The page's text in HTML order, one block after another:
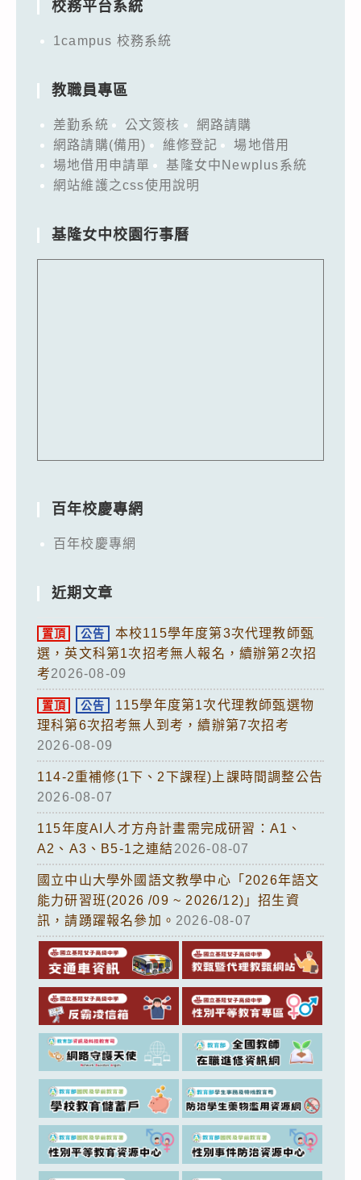
校務平台系統
1campus 校務系統
教職員專區
差勤系統 公文簽核
網路請購
網路請購(備用)
維修登記
場地借用
場地借用申請單
基隆女中Newplus系統
網站維護之css使用說明
基隆女中校園行事曆
百年校慶專網
百年校慶專網
近期文章
置頂 公告
本校115學年度第3次代理教師甄
選，英文科第1次招考無人報名，續辦第2次招
考2026-08-09
置頂 公告
115學年度第1次代理教師甄選物
理科第6次招考無人到考，續辦第7次招考
2026-08-09
114-2重補修(1下、2下課程)上課時間調整公告
2026-08-07
115年度AI人才方舟計畫需完成研習：A1、
A2、A3、B5-1之連結2026-08-07
國立中山大學外國語文教學中心「2026年語文
能力研習班(2026 /09 ~ 2026/12)」招生資
訊，請踴躍報名參加。 2026-08-07